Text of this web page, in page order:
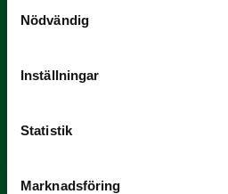
Nödvändig
Inställningar
Statistik
Marknadsföring